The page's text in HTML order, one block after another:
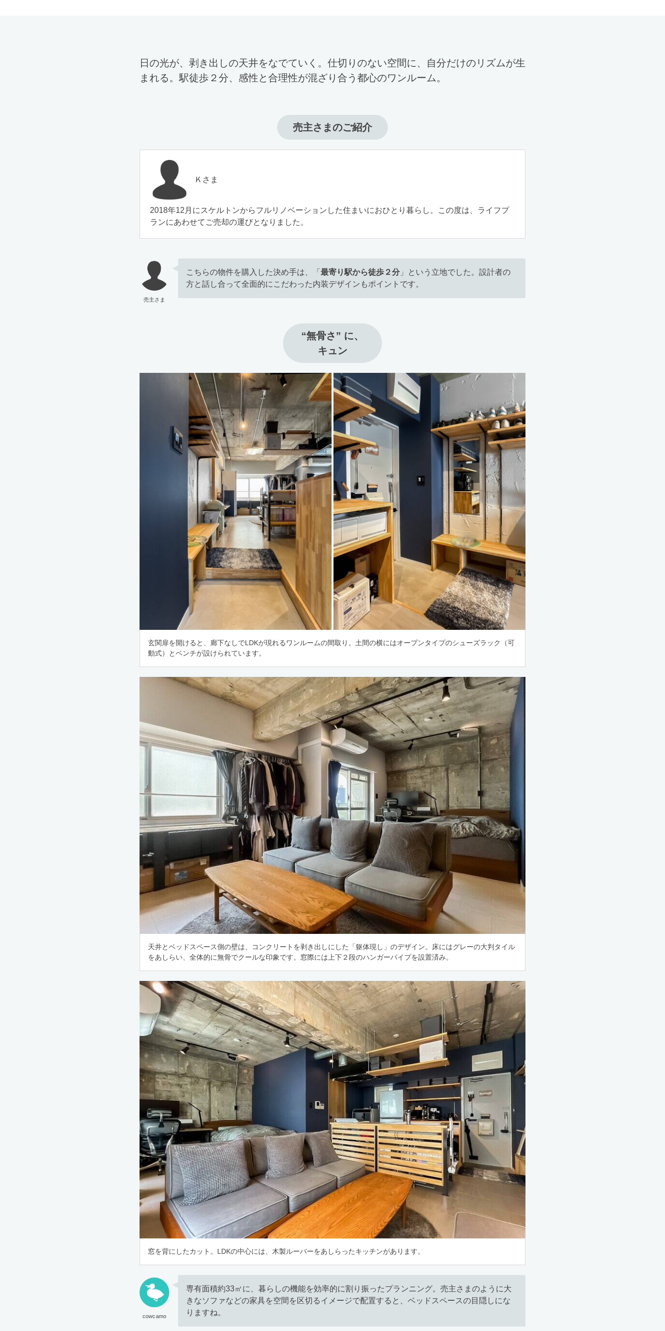
日の光が、剥き出しの天井をなでていく。仕切りのない空間に、自分だけのリズムが生
まれる。駅徒歩２分、感性と合理性が混ざり合う都心のワンルーム。
売主さまのご紹介
Ｋさま
2018年12月にスケルトンからフルリノベーションした住まいにおひとり暮らし。この度は、ライフプ
ランにあわせてご売却の運びとなりました。
売主さま
こちらの物件を購入した決め手は、「 最寄り駅から徒歩２分 」という立地でした。設計者の
方と話し合って全面的にこだわった内装デザインもポイントです。
“無骨さ” に、
キュン
玄関扉を開けると、廊下なしでLDKが現れるワンルームの間取り。土間の横にはオープンタイプのシューズラック（可
動式）とベンチが設けられています。
天井とベッドスペース側の壁は、コンクリートを剥き出しにした「躯体現し」のデザイン。床にはグレーの大判タイル
をあしらい、全体的に無骨でクールな印象です。窓際には上下２段のハンガーパイプを設置済み。
窓を背にしたカット。LDKの中心には、木製ルーバーをあしらったキッチンがあります。
cowcamo
専有面積約33㎡に、暮らしの機能を効率的に割り振ったプランニング。売主さまのように大
きなソファなどの家具を空間を区切るイメージで配置すると、ベッドスペースの目隠しにな
りますね。